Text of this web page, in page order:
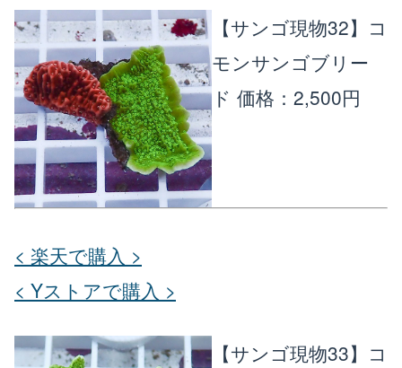
【サンゴ現物32】コ
モンサンゴブリー
ド 価格：2,500円
< 楽天で購入 >
< Yストアで購入 >
【サンゴ現物33】コ